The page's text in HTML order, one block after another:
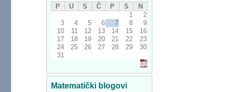
P
U S Č P S
N
1
2
3
4 5 6 7 8
9
10
11 12 13 14 15
16
17
18 19 20 21 22
23
24
25 26 27 28 29
30
31
Matematički blogovi